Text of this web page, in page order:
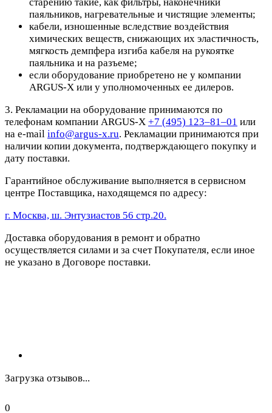
старению такие, как фильтры, наконечники
паяльников, нагревательные и чистящие элементы;
кабели, изношенные вследствие воздействия
химических веществ, снижающих их эластичность,
мягкость демпфера изгиба кабеля на рукоятке
паяльника и на разъеме;
если оборудование приобретено не у компании
ARGUS-X или у уполномоченных ее дилеров.
3. Рекламации на оборудование принимаются по
телефонам компании ARGUS-X +7 (495) 123–81–01 или
на e-mail info@argus-x.ru. Рекламации принимаются при
наличии копии документа, подтверждающего покупку и
дату поставки.
Гарантийное обслуживание выполняется в сервисном
центре Поставщика, находящемся по адресу:
г. Москва, ш. Энтузиастов 56 стр.20.
Доставка оборудования в ремонт и обратно
осуществляется силами и за счет Покупателя, если иное
не указано в Договоре поставки.
Загрузка отзывов...
0